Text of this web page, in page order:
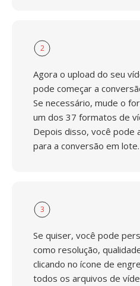
2
Agora o upload do seu
pode começar a
Se necessário, mude o
um dos 37 formatos de
Depois disso, você pode
para a conversão em lote.
3
Se quiser, você pode
como resolução,
clicando no ícone de
todos os arquivos de